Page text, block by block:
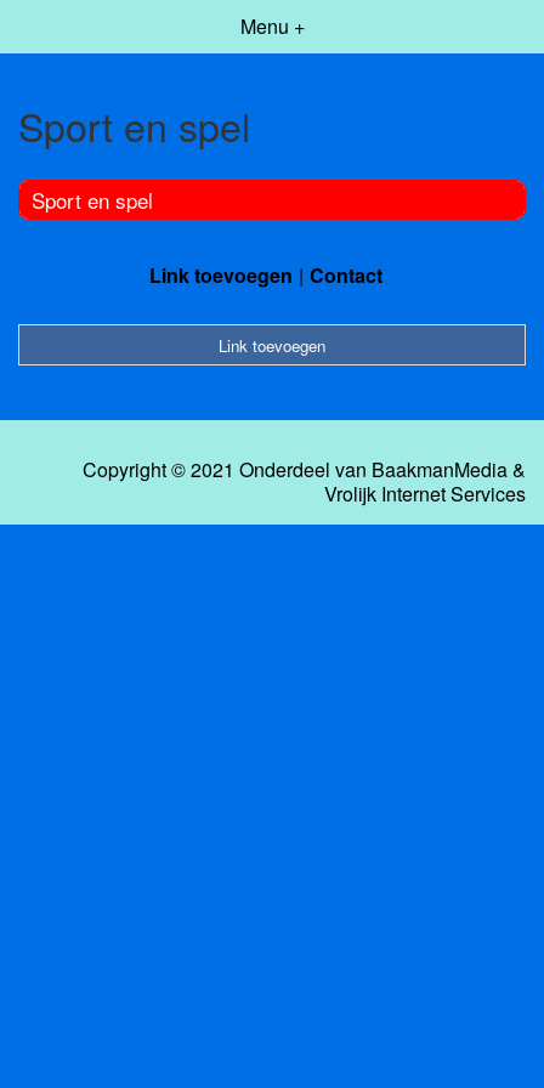
Menu +
Sport en spel
Sport en spel
Link toevoegen Contact
Link toevoegen
Copyright © 2021 Onderdeel van BaakmanMedia&
Vrolijk Internet Services